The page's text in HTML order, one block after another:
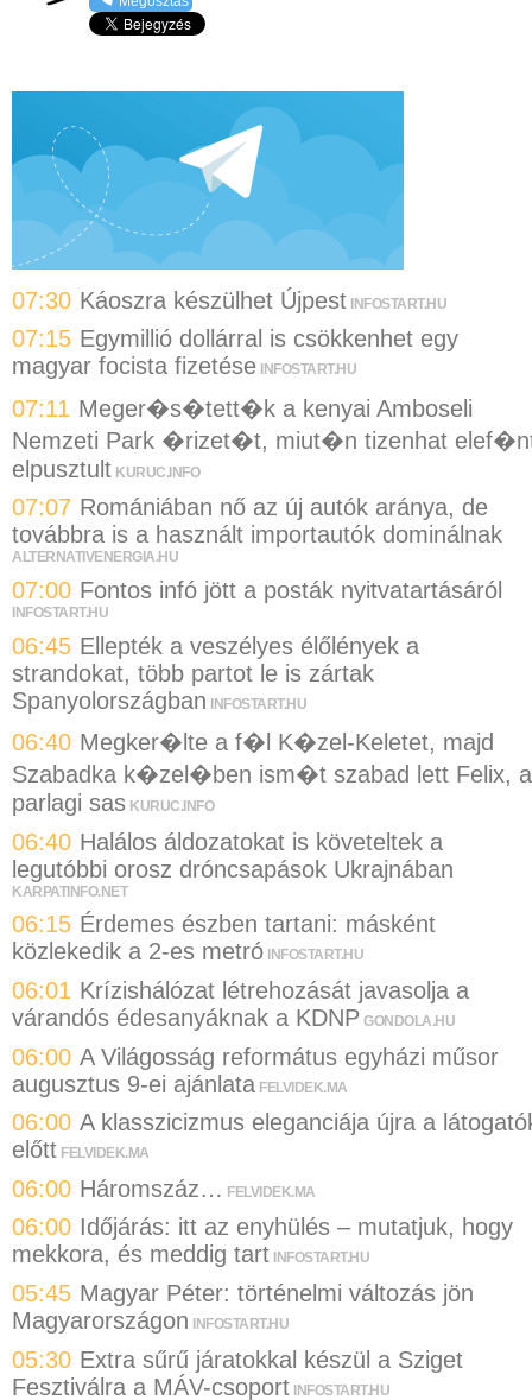
07:30 Káoszra készülhet Újpest INFOSTART.HU
07:15 Egymillió dollárral is csökkenhet egy
magyar focista fizetése INFOSTART.HU
07:11 Meger�s�tett�k a kenyai Amboseli
Nemzeti Park �rizet�t, miut�n tizenhat
elpusztult KURUC.INFO
07:07 Romániában nő az új autók aránya, de
továbbra is a használt importautók dominálnak
ALTERNATIVENERGIA.HU
07:00 Fontos infó jött a posták nyitvatartásáról
INFOSTART.HU
06:45 Ellepték a veszélyes élőlények a
strandokat, több partot le is zártak
Spanyolországban INFOSTART.HU
06:40 Megker�lte a f�l K�zel-Keletet, majd
Szabadka k�zel�ben ism�t szabad lett Felix, a
parlagi sas KURUC.INFO
06:40 Halálos áldozatokat is követeltek a
legutóbbi orosz dróncsapások Ukrajnában
KARPATINFO.NET
06:15 Érdemes észben tartani: másként
közlekedik a 2-es metró INFOSTART.HU
06:01 Krízishálózat létrehozását javasolja a
várandós édesanyáknak a KDNP GONDOLA.HU
06:00 A Világosság református egyházi műsor
augusztus 9-ei ajánlata FELVIDEK.MA
06:00 A klasszicizmus eleganciája újra a
előtt FELVIDEK.MA
06:00 Háromszáz… FELVIDEK.MA
06:00 Időjárás: itt az enyhülés – mutatjuk, hogy
mekkora, és meddig tart INFOSTART.HU
05:45 Magyar Péter: történelmi változás jön
Magyarországon
INFOSTART.HU
05:30 Extra sűrű járatokkal készül a Sziget
Fesztiválra a MÁV-csoport INFOSTART.HU